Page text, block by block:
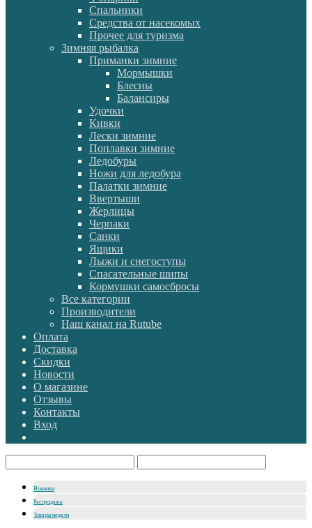
Спальники
Средства от насекомых
Прочее для туризма
Зимняя рыбалка
Приманки зимние
Мормышки
Блесны
Балансиры
Удочки
Кивки
Лески зимние
Поплавки зимние
Ледобуры
Ножи для ледобура
Палатки зимние
Ввертыши
Жерлицы
Черпаки
Санки
Ящики
Лыжи и снегоступы
Спасательные шипы
Кормушки самосбросы
Все категории
Производители
Наш канал на Rutube
Оплата
Доставка
Скидки
Новости
О магазине
Отзывы
Контакты
Вход
Новинки
Распродажа
Товары недели